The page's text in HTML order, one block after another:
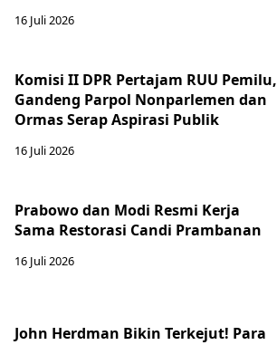
16 Juli 2026
Komisi II DPR Pertajam RUU Pemilu,
Gandeng Parpol Nonparlemen dan
Ormas Serap Aspirasi Publik
16 Juli 2026
Prabowo dan Modi Resmi Kerja
Sama Restorasi Candi Prambanan
16 Juli 2026
John Herdman Bikin Terkejut! Para